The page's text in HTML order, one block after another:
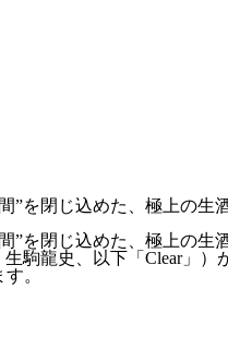
を閉じ込めた、極上の
を閉じ込めた、極上の
駒龍史、以下「Clear」
。